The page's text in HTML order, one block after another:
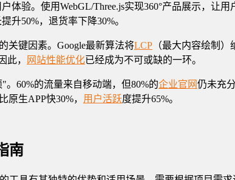
体验。使用WebGL/Three.js实现360°产品展示，
升50%，退货率下降30%。
的关键因素。Google最新算法将LCP （最大内容绘制
此，
网站性能优化已经成为不可或缺的一环。
60%的流量来自移动端，但80%的企业官网仍未充
原生APP快30%， 用户活跃度提升65%。
南